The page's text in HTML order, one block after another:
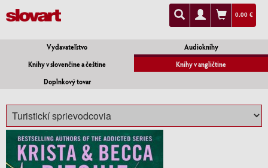
0.00 €
Vydavateľstvo
Audioknihy
Knihy v slovenčine a češtine
Knihy v angličtine
Doplnkový tovar